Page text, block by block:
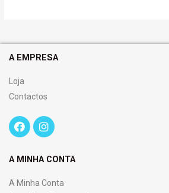
A EMPRESA
Loja
Contactos
A MINHA CONTA
A Minha Conta